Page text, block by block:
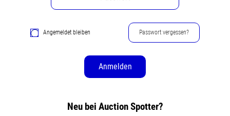
Angemeldet bleiben Passwort vergessen?
Anmelden
Neu bei Auction Spotter?